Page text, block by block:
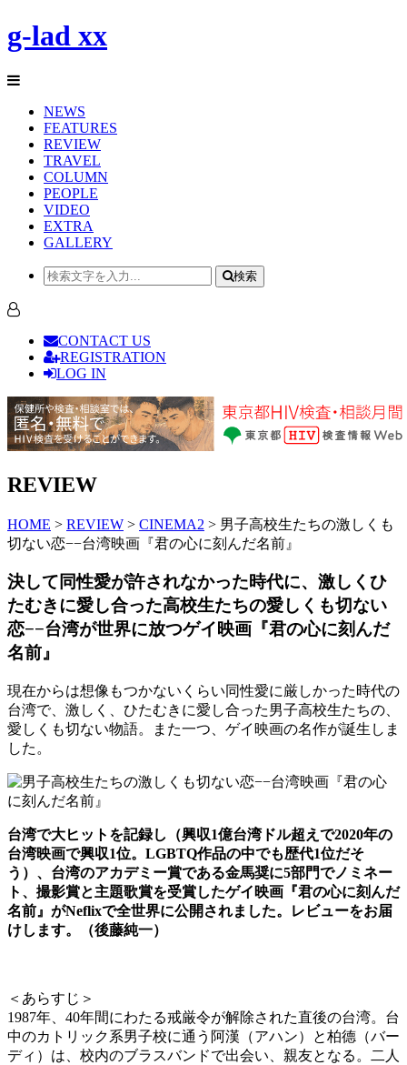
g-lad xx
NEWS
FEATURES
REVIEW
TRAVEL
COLUMN
PEOPLE
VIDEO
EXTRA
GALLERY
検索
CONTACT US
REGISTRATION
LOG IN
REVIEW
HOME > REVIEW > CINEMA2 > 男子高校生たちの激しくも
切ない恋−−台湾映画『君の心に刻んだ名前』
決して同性愛が許されなかった時代に、激しくひ
たむきに愛し合った高校生たちの愛しくも切ない
恋−−台湾が世界に放つゲイ映画『君の心に刻んだ
名前』
現在からは想像もつかないくらい同性愛に厳しかった時代の
台湾で、激しく、ひたむきに愛し合った男子高校生たちの、
愛しくも切ない物語。また一つ、ゲイ映画の名作が誕生しま
した。
台湾で大ヒットを記録し（興収1億台湾ドル超えで2020年の
台湾映画で興収1位。LGBTQ作品の中でも歴代1位だそ
う）、台湾のアカデミー賞である金馬奨に5部門でノミネー
ト、撮影賞と主題歌賞を受賞したゲイ映画『君の心に刻んだ
名前』がNeflixで全世界に公開されました。レビューをお届
けします。（後藤純一）
＜あらすじ＞
1987年、40年間にわたる戒厳令が解除された直後の台湾。台
中のカトリック系男子校に通う阿漢（アハン）と柏德（バー
ディ）は、校内のブラスバンドで出会い、親友となる。二人